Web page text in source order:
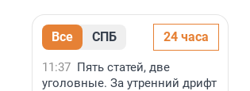
Все СПБ 24 часа
11:37 Пять статей, две
уголовные. За утренний дрифт